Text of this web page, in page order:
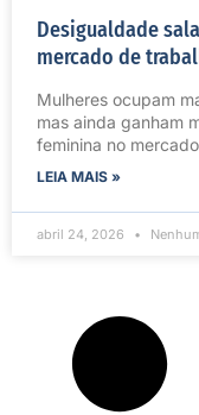
Desigualdade
mercado de
Mulheres ocupam
mas ainda ganham
feminina no
LEIA MAIS »
abril 24, 2026